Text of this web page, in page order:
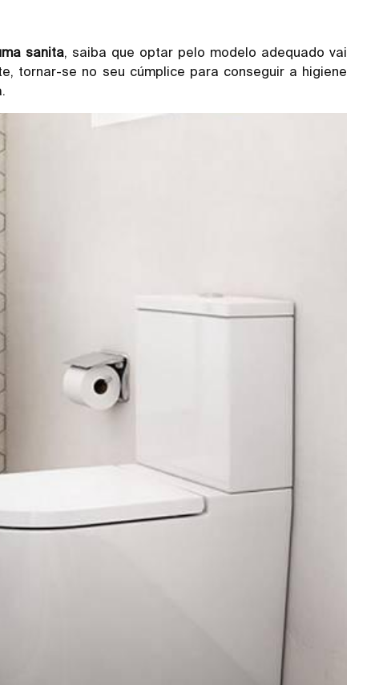
sanita, saiba que optar pelo modelo adequado vai
tornar-se no seu cúmplice para conseguir a higiene